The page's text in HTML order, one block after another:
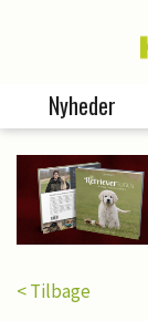
Nyheder
< Tilbage